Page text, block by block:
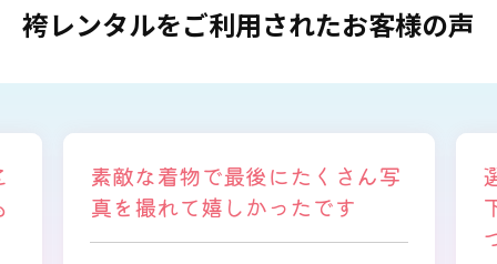
袴レンタルをご利用されたお客様の声
選ぶ時から色々と親身になって
下さり、自分に似合うものを見
つけることができました